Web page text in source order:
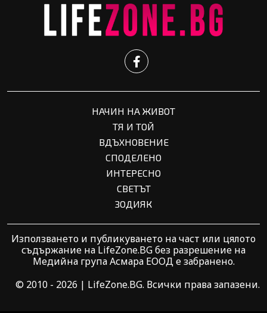
НАЧИН НА ЖИВОТ
ТЯ И ТОЙ
ВДЪХНОВЕНИЕ
СПОДЕЛЕНО
ИНТЕРЕСНО
СВЕТЪТ
ЗОДИЯК
Използването и публикуването на част или цялото
съдържание на LifeZone.BG без разрешение на
Медийна група Асмара ЕООД е забранено.
© 2010 - 2026 | LifeZone.BG. Всички права запазени.